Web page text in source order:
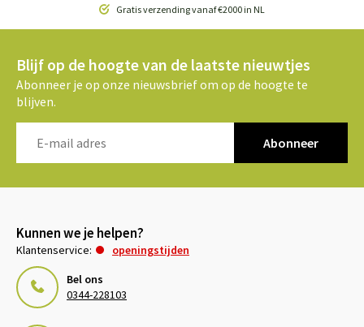
Gratis verzending vanaf €2000 in NL
Blijf op de hoogte van de laatste nieuwtjes
Abonneer je op onze nieuwsbrief om op de hoogte te
blijven.
Abonneer
Kunnen we je helpen?
Klantenservice:
openingstijden
Bel ons
0344-228103